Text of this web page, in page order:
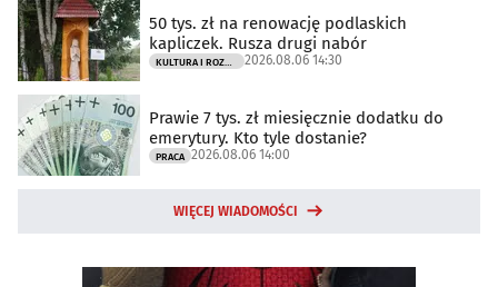
50 tys. zł na renowację podlaskich
kapliczek. Rusza drugi nabór
2026.08.06 14:30
Prawie 7 tys. zł miesięcznie dodatku do
emerytury. Kto tyle dostanie?
PRACA 2026.08.06 14:00
WIĘCEJ WIADOMOŚCI